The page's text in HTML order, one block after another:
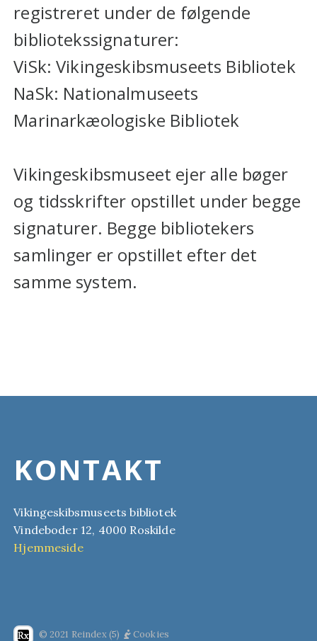
registreret under de følgende
bibliotekssignaturer:
ViSk: Vikingeskibsmuseets Bibliotek
NaSk: Nationalmuseets
Marinarkæologiske Bibliotek
Vikingeskibsmuseet ejer alle bøger
og tidsskrifter opstillet under begge
signaturer. Begge bibliotekers
samlinger er opstillet efter det
samme system.
KONTAKT
Vikingeskibsmuseets bibliotek
Vindeboder 12, 4000 Roskilde
Hjemmeside
© 2021 Reindex (5) Cookies